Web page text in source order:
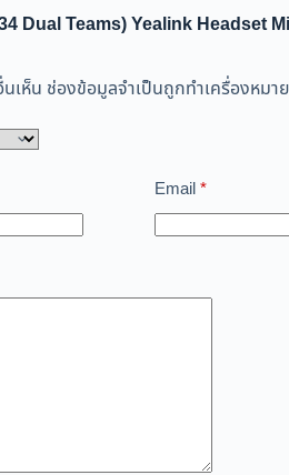
Dual Teams) Yealink Headset
เห็น ช่องข้อมูลจำเป็นถูกทำเครื่องหมาย
Email*